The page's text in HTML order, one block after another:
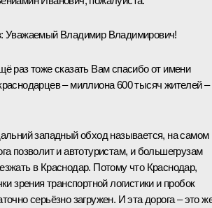
: Уважаемый Владимир Владимирович!
раз тоже сказать Вам спасибо от имени
– миллиона 600 тысяч жителей –
западный обход называется, на самом
позволит и автотуристам, и большегрузам
в Краснодар. Потому что Краснодар,
зрения транспортной логистики и пробок
серьёзно загружен. И эта дорога – это